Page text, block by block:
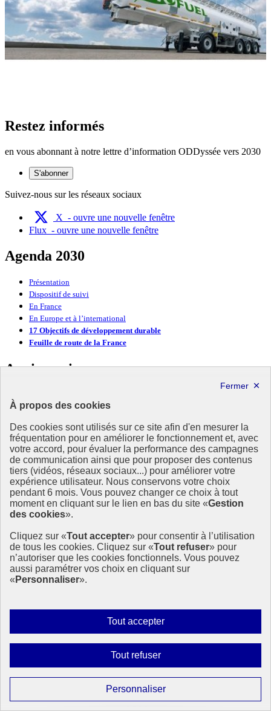
À propos des cookies
Des cookies sont utilisés sur ce site afin d'en mesurer la
fréquentation pour en améliorer le fonctionnement et, avec
votre accord, pour évaluer la performance des campagnes
de communication ainsi que pour proposer des contenus
tiers (vidéos, réseaux sociaux...) pour améliorer votre
expérience utilisateur. Nous conservons votre choix
pendant 6 mois. Vous pouvez changer ce choix à tout
moment en cliquant sur le lien en bas du site «Gestion
des cookies».
Cliquez sur «Tout accepter» pour consentir à l’utilisation
de tous les cookies. Cliquez sur «Tout refuser» pour
n’autoriser que les cookies fonctionnels. Vous pouvez
aussi paramétrer vos choix en cliquant sur
« Personnaliser».
Tout accepterAutoriser
tous
Tout refuserInterdire
tous
PersonnaliserParamétrer
les
Restez informés
en vous abonnant à notre lettre d’information ODDyssée vers 2030
S'abonner
Suivez-nous sur les réseaux sociaux
X - ouvre une nouvelle fenêtre
Flux - ouvre une nouvelle fenêtre
Agenda 2030
Présentation
Dispositif de suivi
En France
En Europe et à l’international
17 Objectifs de développement durable
Feuille de route de la France
Anniversaire
Anniversaire 2024
Anniversaire 2022
Anniversaire 2021
Anniversaire 2020
Anniversaire 2019
À la une
Actualités à la Une
Événements à la Une
Mobiliser pour le développement durable
Forum politique de haut niveau
Lettre d’information ODDyssée vers 2030
La Méth’ODD
2030 et la feuille de route de la France. Il valorise la mobilisation de